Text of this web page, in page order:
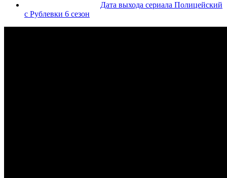
Дата выхода сериала Полицейский
с Рублевки 6 сезон